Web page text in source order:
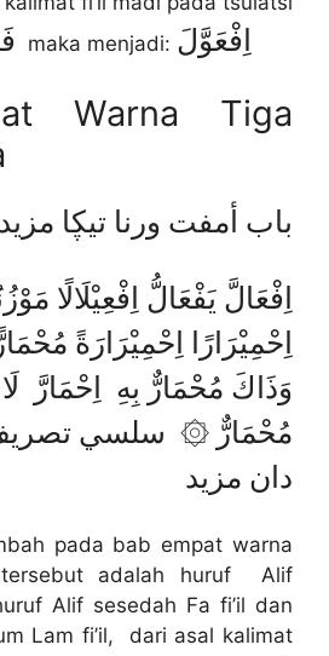
maka menjadi: اِفْعَوَّلَ
Warna Tiga
باب أمفت ورنا تيڮا مزيد
اِفْعَالَّ يَفْعَالُّ اِفْعِيْلَالًا
اِحْمِيْرَارًا اِحْمِيْرَارَةً
وَذَاكَ مُحْمَارٌّ بِهِ اِحْمَارَّ
مُحْمَارٌّ ۞ سلسي تصريف
دان مزيد
pada bab empat warna
adalah huruf Alif
Alif sesedah Fa fi’il dan
Lam fi’il, dari asal kalimat